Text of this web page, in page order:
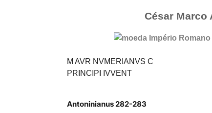
César Marco
M AVR NVMERIANVS C
PRINCIPI IVVENT
Antoninianus 282-283